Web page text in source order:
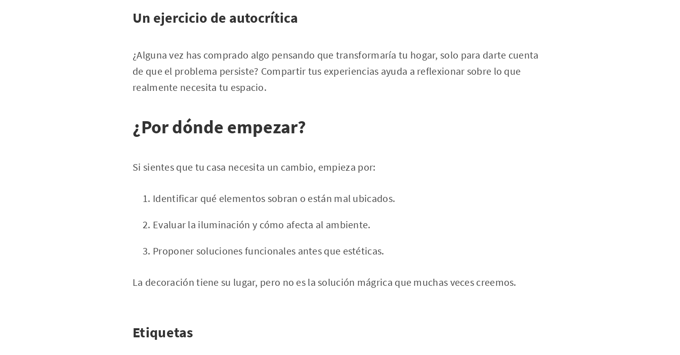
Un ejercicio de autocrítica
¿Alguna vez has comprado algo pensando que transformaría tu hogar, solo para darte cuenta
de que el problema persiste? Compartir tus experiencias ayuda a reflexionar sobre lo que
realmente necesita tu espacio.
¿Por dónde empezar?
Si sientes que tu casa necesita un cambio, empieza por:
Identificar qué elementos sobran o están mal ubicados.
Evaluar la iluminación y cómo afecta al ambiente.
Proponer soluciones funcionales antes que estéticas.
La decoración tiene su lugar, pero no es la solución mágrica que muchas veces creemos.
Etiquetas